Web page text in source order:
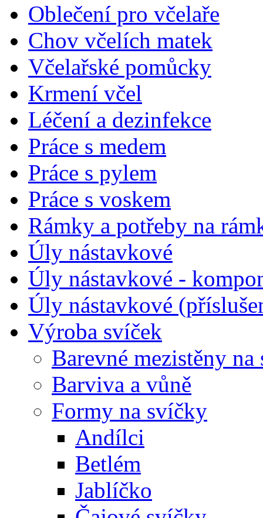
Oblečení pro včelaře
Chov včelích matek
Včelařské pomůcky
Krmení včel
Léčení a dezinfekce
Práce s medem
Práce s pylem
Práce s voskem
Rámky a potřeby na
Úly nástavkové
Úly nástavkové -
Úly nástavkové
Výroba svíček
Barevné mezistěny
Barviva a vůně
Formy na svíčky
Andílci
Betlém
Jablíčko